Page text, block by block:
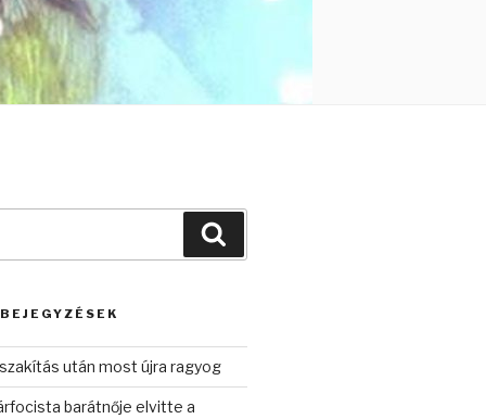
után most újra ragyog
barátnője elvitte a